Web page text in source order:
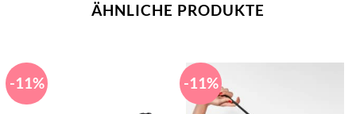
ÄHNLICHE PRODUKTE
-11% -11%